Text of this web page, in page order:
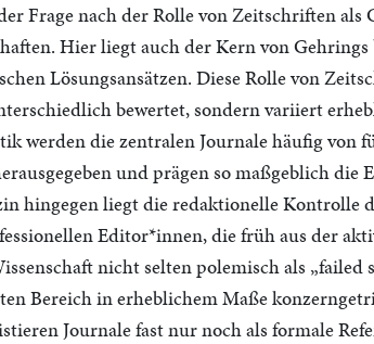
Frage nach der Rolle von Zeitschriften als
Hier liegt auch der Kern von Gehrings
Lösungsansätzen. Diese Rolle von
bewertet, sondern variiert
werden die zentralen Journale häufig von
und prägen so maßgeblich die
hingegen liegt die redaktionelle Kontrolle
Editor*innen, die früh aus der
nicht selten polemisch als „failed
Bereich in erheblichem Maße
Journale fast nur noch als formale